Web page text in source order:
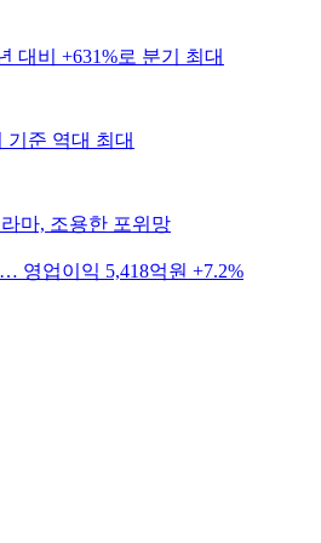
대비 +631%로 분기 최대
준 역대 최대
마, 조용한 포위망
영업이익 5,418억원 +7.2%